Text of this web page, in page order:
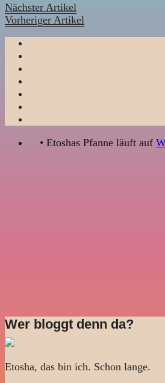
Nächster Artikel
Vorheriger Artikel
• Etoshas Pfanne läuft auf
Wer bloggt denn da?
Etosha, das bin ich. Schon lange.